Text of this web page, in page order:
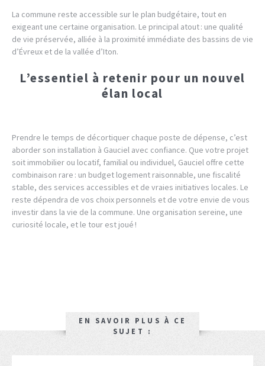
La commune reste accessible sur le plan budgétaire, tout en
exigeant une certaine organisation. Le principal atout : une qualité
de vie préservée, alliée à la proximité immédiate des bassins de vie
d’Évreux et de la vallée d’Iton.
L’essentiel à retenir pour un nouvel
élan local
Prendre le temps de décortiquer chaque poste de dépense, c’est
aborder son installation à Gauciel avec confiance. Que votre projet
soit immobilier ou locatif, familial ou individuel, Gauciel offre cette
combinaison rare : un budget logement raisonnable, une fiscalité
stable, des services accessibles et de vraies initiatives locales. Le
reste dépendra de vos choix personnels et de votre envie de vous
investir dans la vie de la commune. Une organisation sereine, une
curiosité locale, et le tour est joué !
EN SAVOIR PLUS À CE
SUJET :